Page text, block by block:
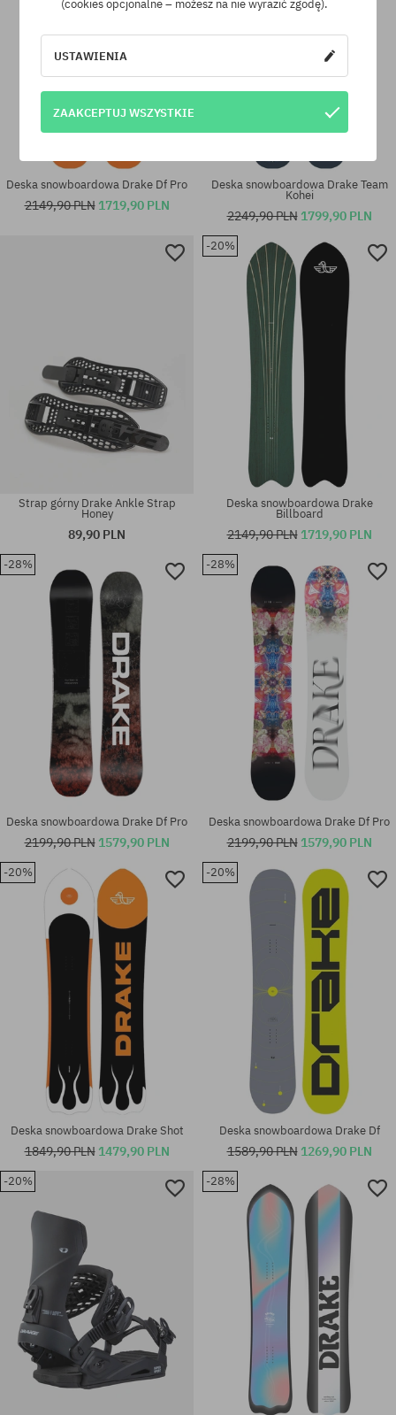
Dostępne rozmiary:
156; 159
Dostępne rozmiary:
155; 158
Deska snowboardowa Drake Df Pro
2149,90 PLN 1719,90 PLN
Dostępne rozmiary:
Deska snowboardowa Drake Team
Kohei
2249,90 PLN 1799,90 PLN
rozmiar uniwersalny
Strap górny Drake Ankle Strap
Honey
89,90 PLN
-20%
Dostępne rozmiary:
Deska snowboardowa Drake
Billboard
2149,90 PLN 1719,90 PLN
-28%
Dostępne rozmiary:
Deska snowboardowa Drake Df Pro
2199,90 PLN 1579,90 PLN
-28%
Dostępne rozmiary:
Deska snowboardowa Drake Df Pro
2199,90 PLN 1579,90 PLN
-20%
Deska snowboardowa Drake Shot
1849,90 PLN 1479,90 PLN
-20%
Deska snowboardowa Drake Df
1589,90 PLN 1269,90 PLN
-20% -28%
(cookies opcjonalne – możesz na nie wyrazić zgodę).
USTAWIENIA
ZAAKCEPTUJ WSZYSTKIE